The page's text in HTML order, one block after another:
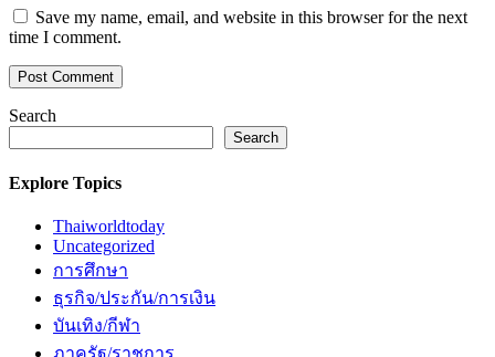
Save my name, email, and website in this browser for the next
time I comment.
Search
Search
Explore Topics
Thaiworldtoday
Uncategorized
การศึกษา
ธุรกิจ/ประกัน/การเงิน
บันเทิง/กีฬา
ภาครัฐ/ราชการ